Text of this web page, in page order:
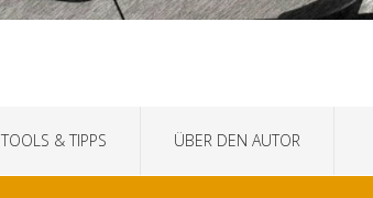
TOOLS & TIPPS ÜBER DEN AUTOR